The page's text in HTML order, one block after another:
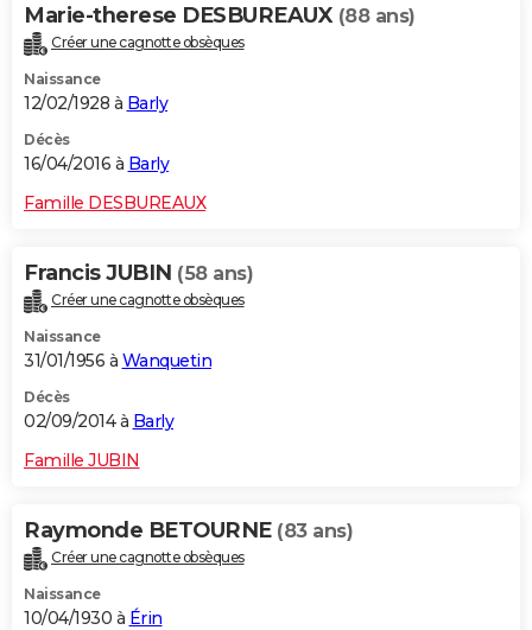
Marie-therese DESBUREAUX (88 ans)
Créer une cagnotte obsèques
Naissance
12/02/1928 à Barly
Décès
16/04/2016 à Barly
Famille DESBUREAUX
Francis JUBIN (58 ans)
Créer une cagnotte obsèques
Naissance
31/01/1956 à Wanquetin
Décès
02/09/2014 à Barly
Famille JUBIN
Raymonde BETOURNE (83 ans)
Créer une cagnotte obsèques
Naissance
10/04/1930 à Érin